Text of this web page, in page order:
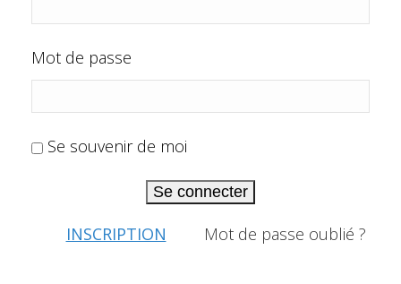
Mot de passe
Se souvenir de moi
Se connecter
INSCRIPTION Mot de passe oublié ?